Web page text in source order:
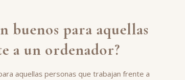
buenos para aquellas
a un ordenador?
aquellas personas que trabajan frente a